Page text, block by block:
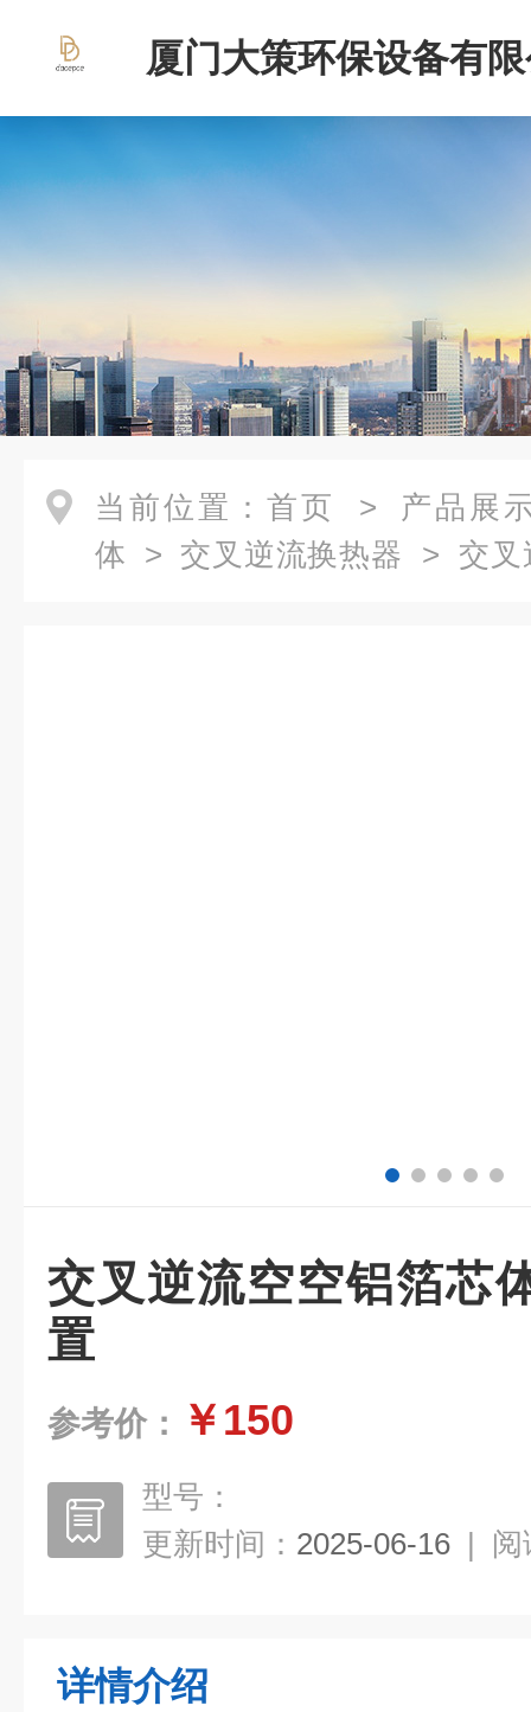
厦门大策环保设备有
当前位置： 首页 > 产品展
体 > 交叉逆流换热器 > 交叉
交叉逆流空空铝箔芯
置
参考价： ￥150
型号：
更新时间： 2025-06-16 | 阅
详情介绍